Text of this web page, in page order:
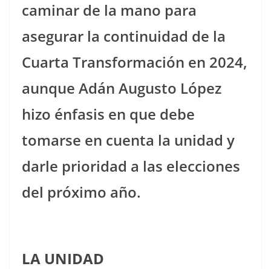
caminar de la mano para
asegurar la continuidad de la
Cuarta Transformación en 2024,
aunque Adán Augusto López
hizo énfasis en que debe
tomarse en cuenta la unidad y
darle prioridad a las elecciones
del próximo año.
LA UNIDAD